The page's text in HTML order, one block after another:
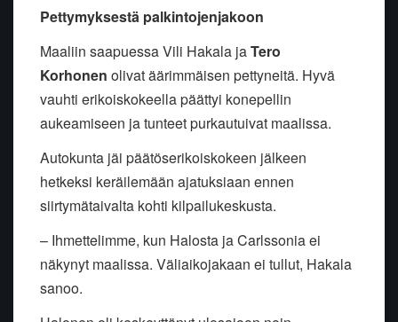
Pettymyksestä palkintojenjakoon
Maaliin saapuessa Vili Hakala jaTero
Korhonen olivat äärimmäisen pettyneitä. Hyvä
vauhti erikoiskokeella päättyi konepellin
aukeamiseen ja tunteet purkautuivat maalissa.
Autokunta jäi päätöserikoiskokeen jälkeen
hetkeksi keräilemään ajatuksiaan ennen
siirtymätaivalta kohti kilpailukeskusta.
– Ihmettelimme, kun Halosta ja Carlssonia ei
näkynyt maalissa. Väliaikojakaan ei tullut, Hakala
sanoo.